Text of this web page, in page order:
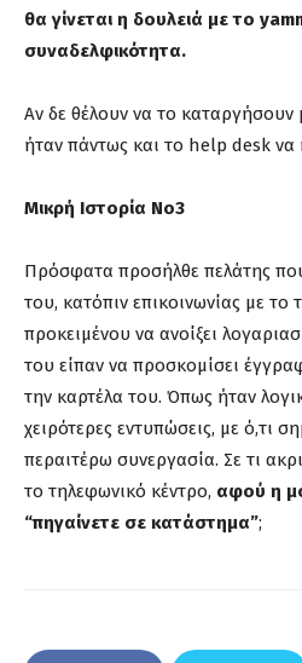
θα γίνεται η δουλειά με το
συναδελφικότητα.
Αν δε θέλουν να το καταργήσουν
ήταν πάντως και το help desk
Μικρή Ιστορία Νο3
Πρόσφατα προσήλθε πελάτης
του, κατόπιν επικοινωνίας με το
προκειμένου να ανοίξει
του είπαν να προσκομίσει
την καρτέλα του. Όπως ήταν
χειρότερες εντυπώσεις, με ό,τι
περαιτέρω συνεργασία. Σε τι
το τηλεφωνικό κέντρο, αφού η
“πηγαίνετε σε κατάστημα”;